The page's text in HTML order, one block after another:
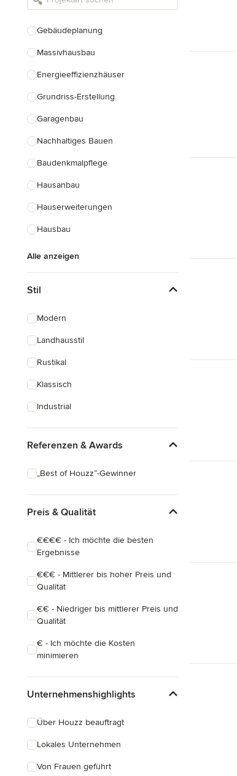
Einbauschränke
Gebäudeplanung
Massivhausbau
Energieeffizienzhäuser
Grundriss-Erstellung
Garagenbau
Nachhaltiges Bauen
Baudenkmalpflege
Hausanbau
Hauserweiterungen
Hausbau
Alle anzeigen
Stil
Modern
Landhausstil
Rustikal
Klassisch
Industrial
Referenzen & Awards
„Best of Houzz“-Gewinner
Preis & Qualität
€€€€ - Ich möchte die besten
Ergebnisse
€€€ - Mittlerer bis hoher Preis und
Qualität
€€ - Niedriger bis mittlerer Preis und
Qualität
€ - Ich möchte die Kosten
minimieren
Unternehmenshighlights
Über Houzz beauftragt
Lokales Unternehmen
Von Frauen geführt